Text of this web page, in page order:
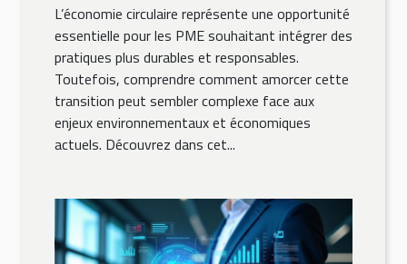
L’économie circulaire représente une opportunité
essentielle pour les PME souhaitant intégrer des
pratiques plus durables et responsables.
Toutefois, comprendre comment amorcer cette
transition peut sembler complexe face aux
enjeux environnementaux et économiques
actuels. Découvrez dans cet...